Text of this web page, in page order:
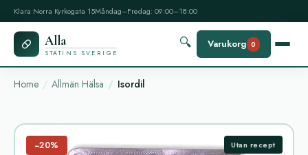
Klara Norra Kyrkogata 15Måndag–Fredag: 09:00–18:00
Alla
STATINS SVERIGE
🔍 Varukorg 0
Home Allmän Hälsa Isordil
−20% Utan recept